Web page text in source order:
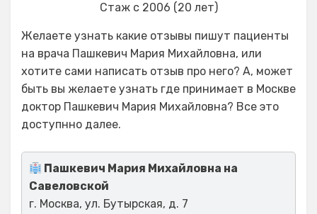
Стаж с 2006 (20 лет)
Желаете узнать какие отзывы пишут пациенты
на врача Пашкевич Мария Михайловна, или
хотите сами написать отзыв про него? А, может
быть вы желаете узнать где принимает в Москве
доктор Пашкевич Мария Михайловна? Все это
доступнно далее.
Пашкевич Мария Михайловна на
Савеловской
г. Москва, ул. Бутырская, д. 7